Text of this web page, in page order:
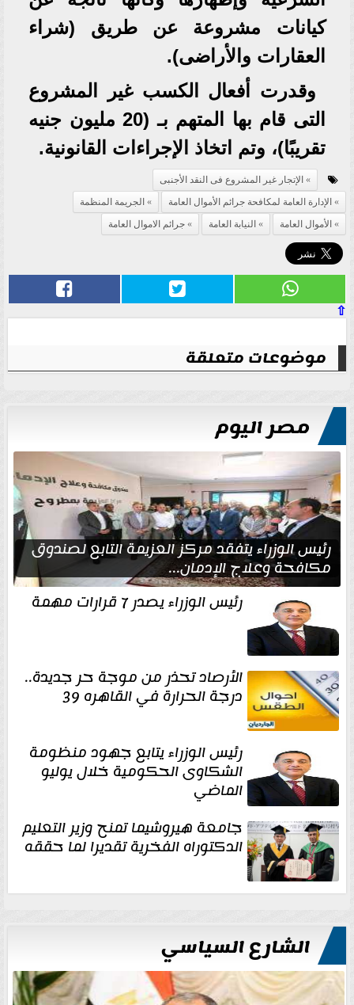
كيانات مشروعة عن طريق (شراء
العقارات والأراضى).
وقدرت أفعال الكسب غير المشروع
التى قام بها المتهم بـ (20 مليون جنيه
تقريبًا)، وتم اتخاذ الإجراءات القانونية.
الإتجار غير المشروع فى النقد الأجنبى
الإدارة العامة لمكافحة جرائم الأموال العامة
الجريمة المنظمة
الأموال العامة
النيابة العامة جرائم الاموال العامة
⇧
موضوعات متعلقة
مصر اليوم
رئيس الوزراء يتفقد مركز العزيمة التابع لصندوق
مكافحة وعلاج الإدمان...
رئيس الوزراء يصدر 7 قرارات مهمة
الأرصاد تحذر من موجة حر جديدة..
درجة الحرارة في القاهره 39
رئيس الوزراء يتابع جهود منظومة
الشكاوى الحكومية خلال يوليو
الماضي
جامعة هيروشيما تمنح وزير التعليم
الدكتوراه الفخرية تقديرا لما حققه
الشارع السياسي